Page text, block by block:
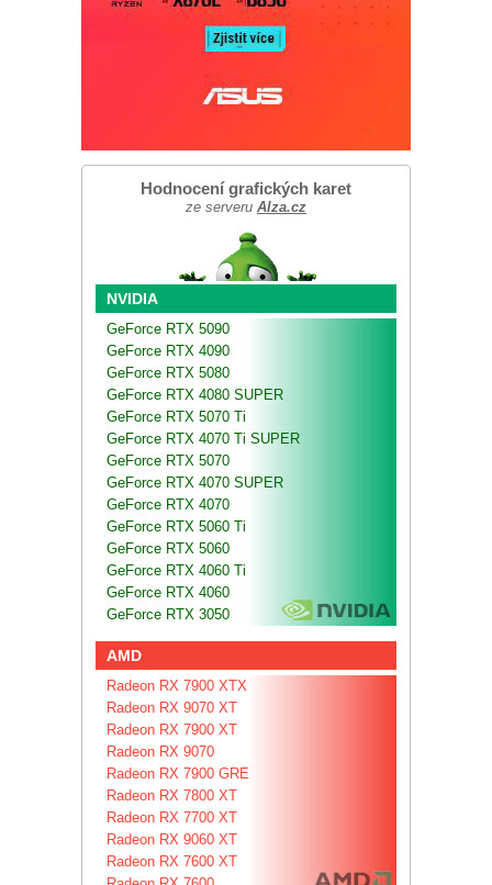
Hodnocení grafických karet
ze serveru Alza.cz
NVIDIA
GeForce RTX 5090
GeForce RTX 4090
GeForce RTX 5080
GeForce RTX 4080 SUPER
GeForce RTX 5070 Ti
GeForce RTX 4070 Ti SUPER
GeForce RTX 5070
GeForce RTX 4070 SUPER
GeForce RTX 4070
GeForce RTX 5060 Ti
GeForce RTX 5060
GeForce RTX 4060 Ti
GeForce RTX 4060
GeForce RTX 3050
AMD
Radeon RX 7900 XTX
Radeon RX 9070 XT
Radeon RX 7900 XT
Radeon RX 9070
Radeon RX 7900 GRE
Radeon RX 7800 XT
Radeon RX 7700 XT
Radeon RX 9060 XT
Radeon RX 7600 XT